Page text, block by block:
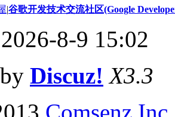
|谷歌开发技术交流社区(Google
8-9 15:02
Discuz! X3.3
Comsenz Inc.